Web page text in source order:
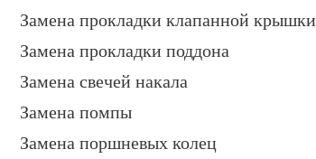
Замена прокладки клапанной крышки
Замена прокладки поддона
Замена свечей накала
Замена помпы
Замена поршневых колец